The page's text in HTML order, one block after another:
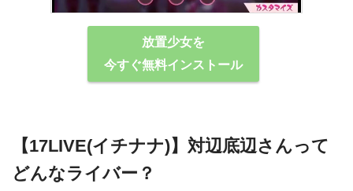
放置少女を
今すぐ無料インストール
【17LIVE(イチナナ)】対辺底辺さんって
どんなライバー？